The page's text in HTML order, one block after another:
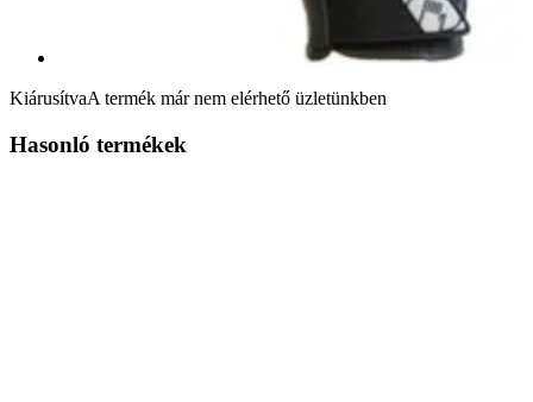
KiárusítvaA termék már nem elérhető üzletünkben
Hasonló termékek